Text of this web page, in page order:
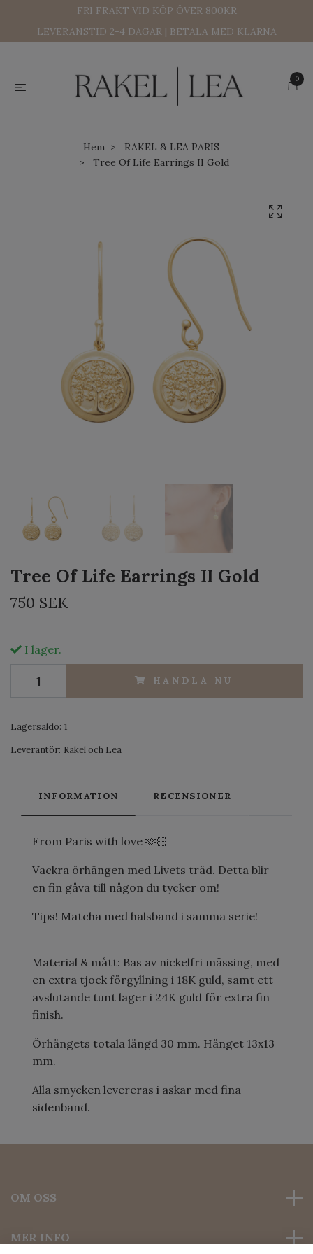
FRI FRAKT VID KÖP ÖVER 800KR
LEVERANSTID 2-4 DAGAR | BETALA MED KLARNA
0
Hem
RAKEL & LEA PARIS
Tree Of Life Earrings II Gold
Tree Of Life Earrings II Gold
750 SEK
I lager.
HANDLA NU
Lagersaldo: 1
Leverantör: Rakel och Lea
INFORMATION RECENSIONER
From Paris with love 🫶🏻
Vackra örhängen med Livets träd. Detta blir
en fin gåva till någon du tycker om!
Tips! Matcha med halsband i samma serie!
Material & mått: Bas av nickelfri mässing, med
en extra tjock förgyllning i 18K guld, samt ett
avslutande tunt lager i 24K guld för extra fin
finish.
Örhängets totala längd 30 mm. Hänget 13x13
mm.
Alla smycken levereras i askar med fina
sidenband.
OM OSS
MER INFO